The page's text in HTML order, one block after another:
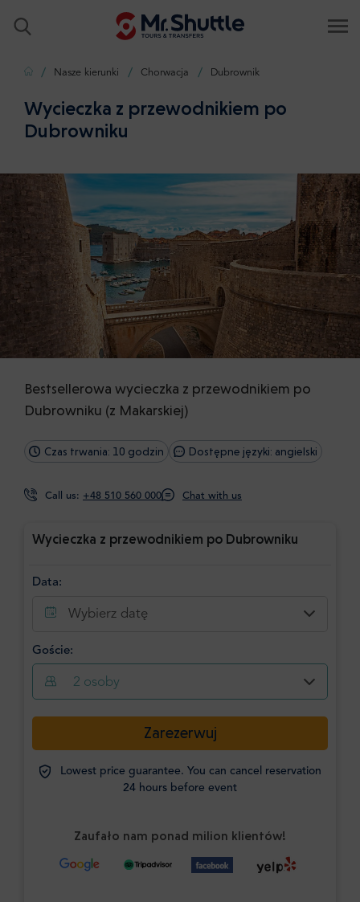
Strona główna
Nasze kierunki Chorwacja Dubrownik
Wycieczka z przewodnikiem po
Dubrowniku
Bestsellerowa wycieczka z przewodnikiem po
Dubrowniku (z Makarskiej)
Czas trwania: 10 godzin Dostępne języki: angielski
Call us: +48 510 560 000 Chat with us
Wycieczka z przewodnikiem po Dubrowniku
Data:
Wybierz datę
Goście:
2 osoby
Zarezerwuj
Lowest price guarantee. You can cancel reservation
24 hours before event
Zaufało nam ponad milion klientów!